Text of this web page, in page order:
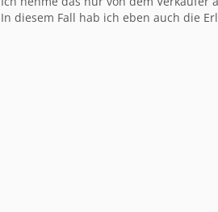
In diesem Fall hab ich eben auch die